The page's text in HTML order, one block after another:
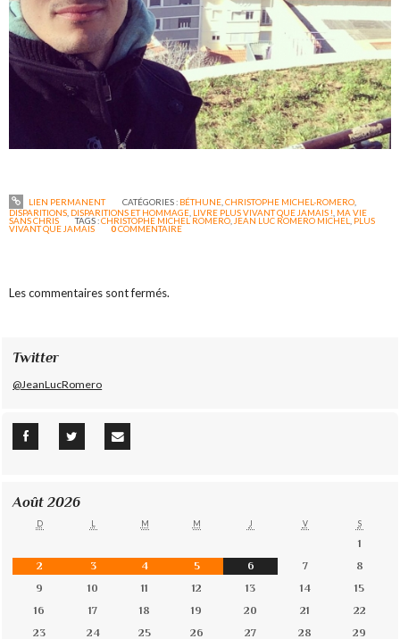
LIEN PERMANENT CATÉGORIES : BÉTHUNE, CHRISTOPHE MICHEL-ROMERO,
DISPARITIONS DISPARITIONS ET HOMMAGE LIVRE PLUS VIVANT QUE JAMAIS ! MA VIE
SANS CHRIS TAGS :CHRISTOPHE MICHEL ROMERO JEAN LUC ROMERO MICHEL PLUS
VIVANT QUE JAMAIS 0COMMENTAIRE
Les commentaires sont fermés.
Twitter
@JeanLucRomero
Août 2026
D L M M J V S
1
2
3 4 5 6 7
8
9
10 11 12 13 14
15
16
17 18 19 20 21
22
23
24 25 26 27 28
29